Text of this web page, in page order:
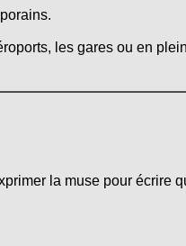
les gares ou en
la muse pour écrire